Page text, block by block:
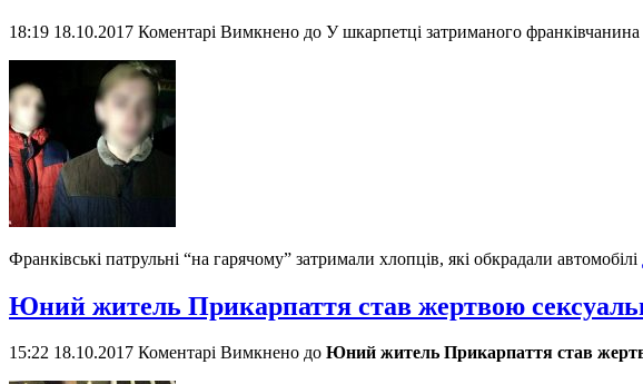
18:19 18.10.2017 Коментарі Вимкнено до У шкарпетці затриманого
Франківські патрульні “на гарячому” затримали хлопців, які обкрадали автомобілі
Юний житель Прикарпаття став жертвою
15:22 18.10.2017 Коментарі Вимкнено до Юний житель Прикарпаття став